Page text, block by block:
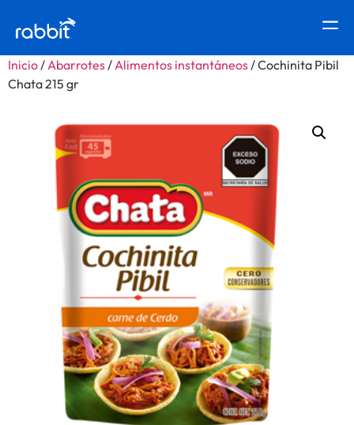
Inicio/Abarrotes/Alimentos instantáneos/ Cochinita Pibil
Chata 215 gr